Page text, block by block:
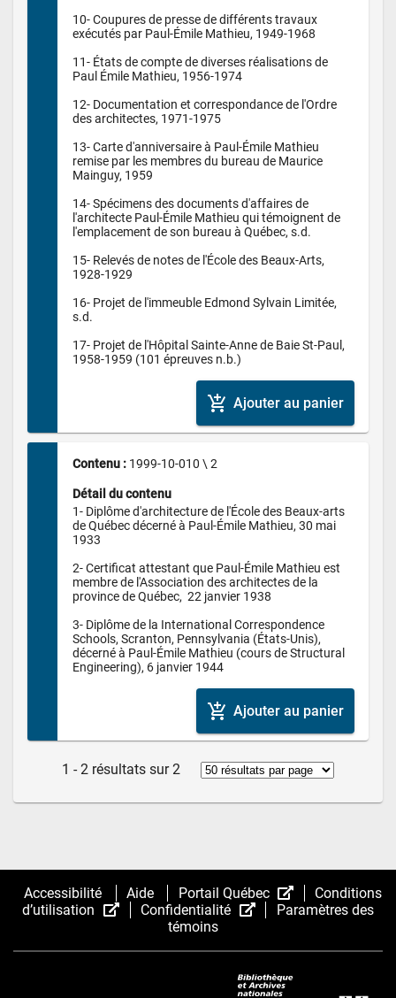
10- Coupures de presse de différents travaux
exécutés par Paul-Émile Mathieu, 1949-1968
11- États de compte de diverses réalisations de
Paul Émile Mathieu, 1956-1974
12- Documentation et correspondance de l'Ordre
des architectes, 1971-1975
13- Carte d'anniversaire à Paul-Émile Mathieu
remise par les membres du bureau de Maurice
Mainguy, 1959
14- Spécimens des documents d'affaires de
l'architecte Paul-Émile Mathieu qui témoignent de
l'emplacement de son bureau à Québec, s.d.
15- Relevés de notes de l'École des Beaux-Arts,
1928-1929
16- Projet de l'immeuble Edmond Sylvain Limitée,
s.d.
17- Projet de l'Hôpital Sainte-Anne de Baie St-Paul,
1958-1959 (101 épreuves n.b.)
add_shopping_cart Ajouter au panier
Contenu : 1999-10-010 \ 2
Détail du contenu
1- Diplôme d'architecture de l'École des Beaux-arts
de Québec décerné à Paul-Émile Mathieu, 30 mai
1933
2- Certificat attestant que Paul-Émile Mathieu est
membre de l'Association des architectes de la
province de Québec,  22 janvier 1938
3- Diplôme de la International Correspondence
Schools, Scranton, Pennsylvania (États-Unis),
décerné à Paul-Émile Mathieu (cours de Structural
add_shopping_cart Ajouter au panier
1 - 2 résultats sur 2
Accessibilité Aide Portail Québec
(Cet
hyperlien
nouvelle
fenêtre.)
Conditions
d’utilisation
(Cet
hyperlien
Confidentialité
(Cet
une
nouvelle
Paramètres des
témoins